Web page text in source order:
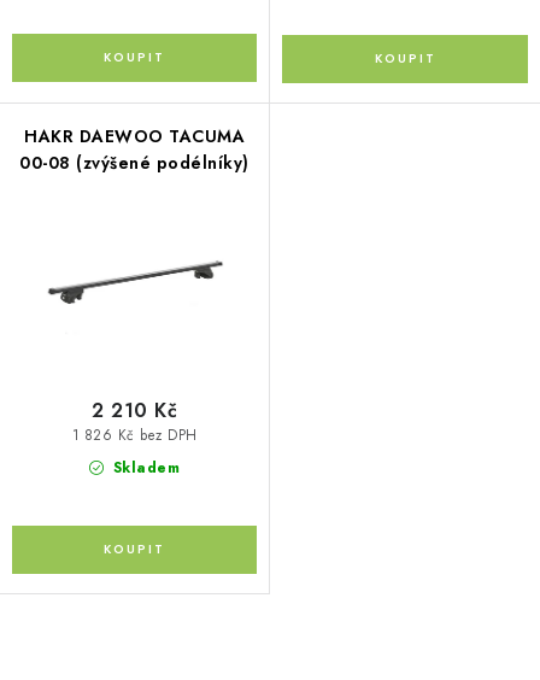
HAKR DAEWOO TACUMA
00-08 (zvýšené podélníky)
Skladem
1 826 Kč bez DPH
2 210 Kč